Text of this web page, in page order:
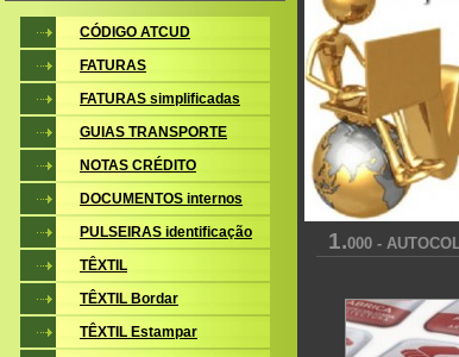
1.000 -
CÓDIGO ATCUD
FATURAS
FATURAS simplificadas
GUIAS TRANSPORTE
NOTAS CRÉDITO
DOCUMENTOS internos
PULSEIRAS identificação
TÊXTIL
TÊXTIL Bordar
TÊXTIL Estampar